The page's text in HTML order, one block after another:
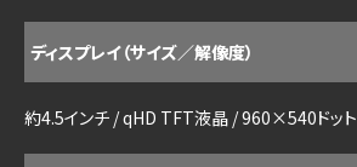
ディスプレイ（サイズ／解像度）
約4.5インチ / qHD TFT液晶 / 960×540ドット